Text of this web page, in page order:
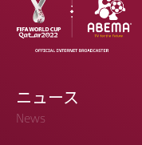
ニュース
News